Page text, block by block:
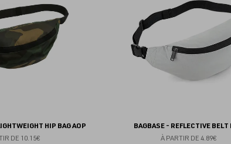
HIP BAG AOP
DE 10.15€
BAGBASE - REFLECTIVE BELT
À PARTIR DE 4.89€